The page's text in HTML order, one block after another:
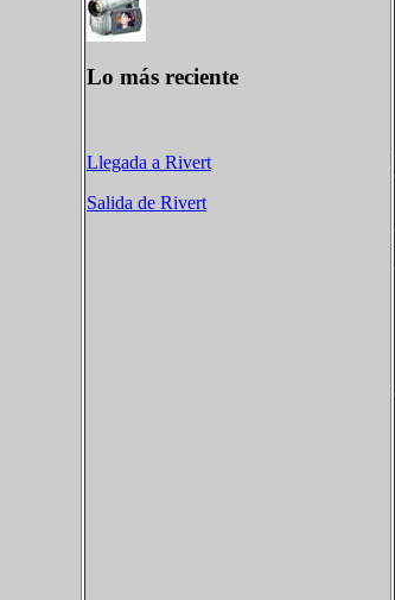
Lo más reciente
Llegada a Rivert
Salida de Rivert